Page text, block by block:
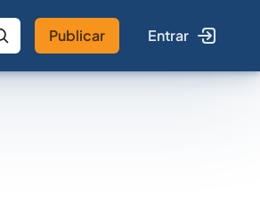
Publicar Entrar